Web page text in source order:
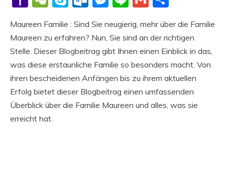
Maureen Familie : Sind Sie neugierig, mehr über die Familie
Maureen zu erfahren? Nun, Sie sind an der richtigen
Stelle. Dieser Blogbeitrag gibt Ihnen einen Einblick in das,
was diese erstaunliche Familie so besonders macht. Von
ihren bescheidenen Anfängen bis zu ihrem aktuellen
Erfolg bietet dieser Blogbeitrag einen umfassenden
Überblick über die Familie Maureen und alles, was sie
erreicht hat.